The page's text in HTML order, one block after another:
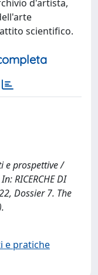
d'artista,
scientifico.
e prospettive /
RICERCHE DI
Dossier 7. The
e pratiche